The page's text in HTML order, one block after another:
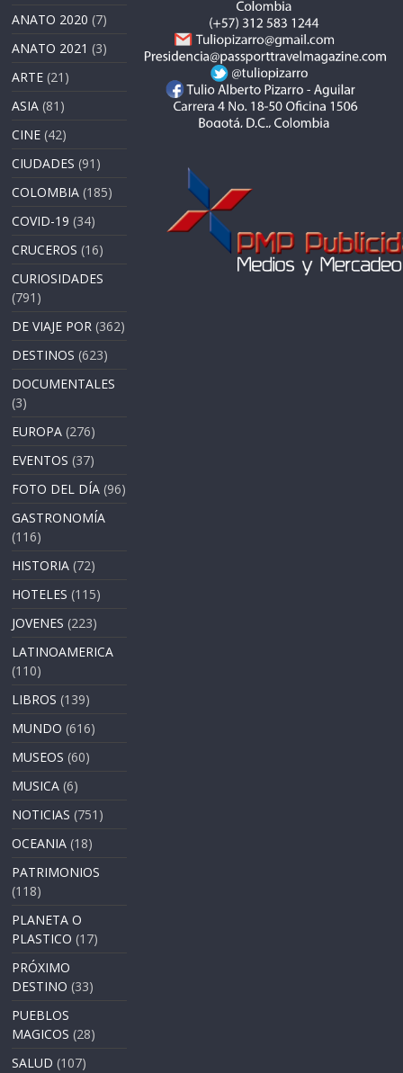
ANATO 2020 (7)
ANATO 2021 (3)
ARTE (21)
ASIA (81)
CINE (42)
CIUDADES (91)
COLOMBIA (185)
COVID-19 (34)
CRUCEROS (16)
CURIOSIDADES
(791)
DE VIAJE POR (362)
DESTINOS (623)
DOCUMENTALES
(3)
EUROPA (276)
EVENTOS (37)
FOTO DEL DÍA (96)
GASTRONOMÍA
(116)
HISTORIA (72)
HOTELES (115)
JOVENES (223)
LATINOAMERICA
(110)
LIBROS (139)
MUNDO (616)
MUSEOS (60)
MUSICA (6)
NOTICIAS (751)
OCEANIA (18)
PATRIMONIOS
(118)
PLANETA O
PLASTICO (17)
PRÓXIMO
DESTINO (33)
PUEBLOS
MAGICOS (28)
SALUD (107)